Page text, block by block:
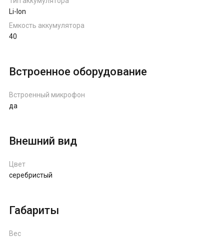
Li-Ion
Емкость аккумулятора
40
Встроенное оборудование
Встроенный микрофон
да
Внешний вид
Цвет
серебристый
Габариты
Вес